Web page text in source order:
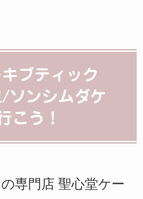
ブティック
/ソンシムダケ
こう！
専門店 聖心堂ケー